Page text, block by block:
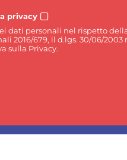
privacy
dati personali nel rispetto
2016/679, il d.lgs. 30/06/2003
sulla Privacy.